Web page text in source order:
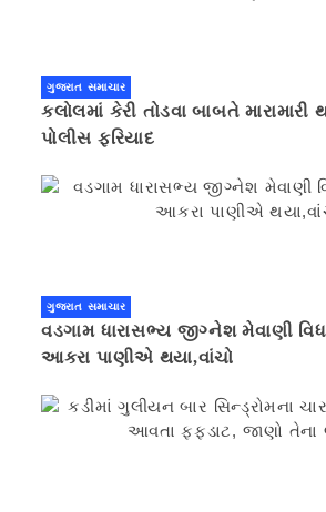
ગુજરાત સમાચાર
કલોલમાં કેરી તોડવા બાબતે મારામારી
પોલીસ ફરિયાદ
ગુજરાત સમાચાર
વડગામ ધારાસભ્ય જીગ્નેશ મેવાણી
આકરા પાણીએ થયા,વાંચો